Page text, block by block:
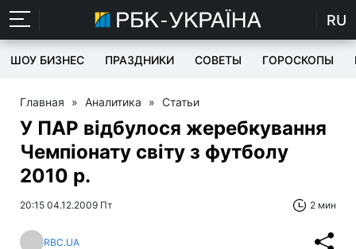
RU
ШОУ БИЗНЕС ПРАЗДНИКИ СОВЕТЫ ГОРОСКОПЫ
Главная » Аналитика » Статьи
У ПАР відбулося жеребкування
Чемпіонату світу з футболу
2010 р.
20:15 04.12.2009 Пт 2 мин
RBC.UA